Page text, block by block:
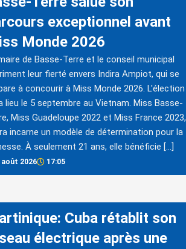
exceptionnel avant
Monde 2026
de Basse-Terre et le conseil municipal
leur fierté envers Indira Ampiot, qui se
à concourir à Miss Monde 2026. L'élection
lieu le 5 septembre au Vietnam. Miss Basse-
Miss Guadeloupe 2022 et Miss France 2023,
incarne un modèle de détermination pour la
À seulement 21 ans, elle bénéficie […]
août 2026 17:05
Cuba rétablit son
électrique après une